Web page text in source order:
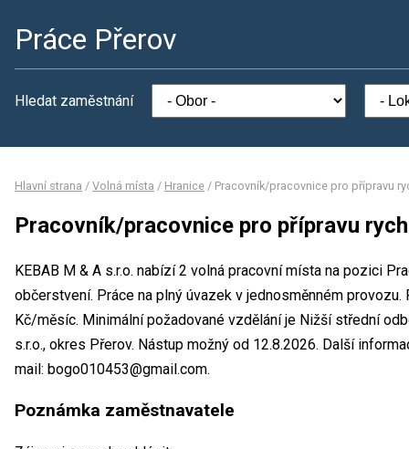
Práce Přerov
Hledat zaměstnání
Hlavní strana / Volná místa / Hranice / Pracovník/pracovnice pro přípravu
Pracovník/pracovnice pro přípravu
KEBAB M & A s.r.o. nabízí 2 volná pracovní místa na pozici
občerstvení. Práce na plný úvazek v jednosměnném
Kč/měsíc. Minimální požadované vzdělání je Nižší střední
s.r.o., okres Přerov. Nástup možný od 12.8.2026. Další
mail: bogo010453@gmail.com.
Poznámka zaměstnavatele